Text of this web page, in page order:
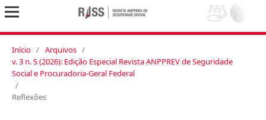
Início / Arquivos /
v. 3 n. S (2026): Edição Especial Revista ANPPREV de Seguridade
Social e Procuradoria-Geral Federal
/
Reflexões